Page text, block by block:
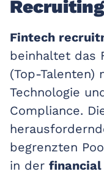
Recruiting
Fintech
beinhaltet das
(Top-Talenten)
Technologie
Compliance.
begrenzten
in der